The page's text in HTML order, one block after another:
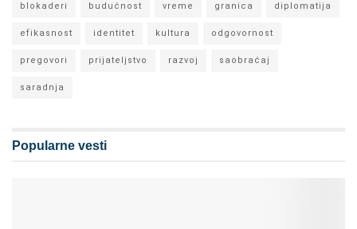
blokaderi budućnost vreme granica diplomatija
efikasnost identitet kultura odgovornost
pregovori prijateljstvo razvoj saobraćaj
saradnja
Popularne vesti